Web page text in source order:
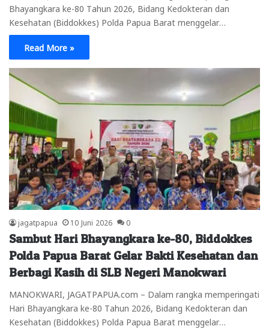
Bhayangkara ke-80 Tahun 2026, Bidang Kedokteran dan
Kesehatan (Biddokkes) Polda Papua Barat menggelar…
Read More »
jagatpapua 10 Juni 2026 0
Sambut Hari Bhayangkara ke-80, Biddokkes
Polda Papua Barat Gelar Bakti Kesehatan dan
Berbagi Kasih di SLB Negeri Manokwari
MANOKWARI, JAGATPAPUA.com – Dalam rangka memperingati
Hari Bhayangkara ke-80 Tahun 2026, Bidang Kedokteran dan
Kesehatan (Biddokkes) Polda Papua Barat menggelar…